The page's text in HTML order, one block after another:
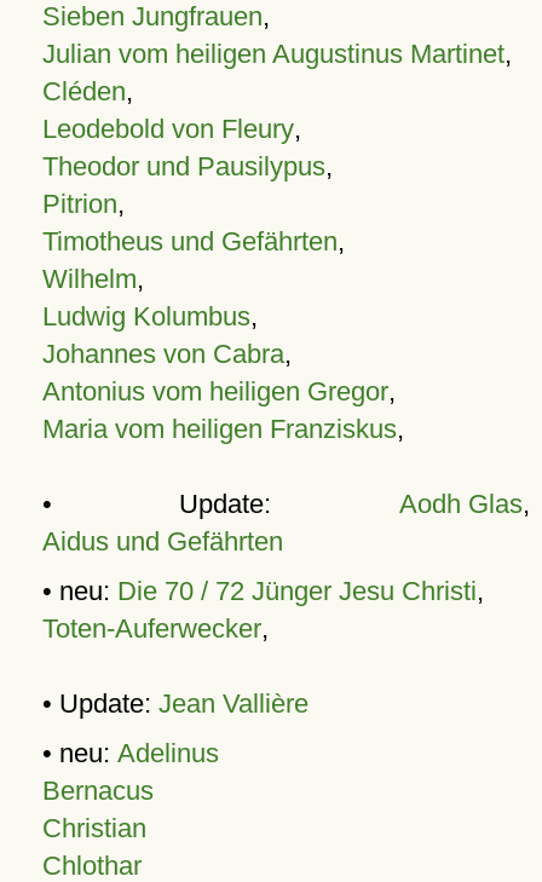
Sieben Jungfrauen,
Julian vom heiligen Augustinus Martinet,
Cléden,
Leodebold von Fleury,
Theodor und Pausilypus,
Pitrion,
Timotheus und Gefährten,
Wilhelm,
Ludwig Kolumbus,
Johannes von Cabra,
Antonius vom heiligen Gregor,
Maria vom heiligen Franziskus,
• Update: Aodh Glas,
Aidus und Gefährten
• neu: Die 70 / 72 Jünger Jesu Christi,
Toten-Auferwecker,
• Update: Jean Vallière
• neu: Adelinus
Bernacus
Christian
Chlothar